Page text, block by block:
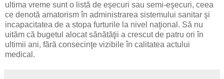
ultima vreme sunt o listă de eşecuri sau semi-eşecuri, ceea
ce denotă amatorism în administrarea sistemului sanitar şi
incapacitatea de a stopa furturile la nivel naţional. Să nu
uităm că bugetul alocat sănătăţii a crescut de patru ori în
ultimii ani, fără consecinţe vizibile în calitatea actului
medical.